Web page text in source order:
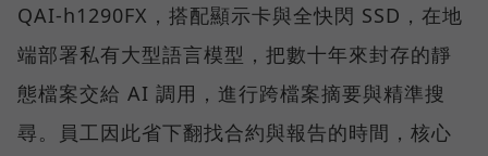
QAI-h1290FX，搭配顯示卡與全快閃 SSD，在地
端部署私有大型語言模型，把數十年來封存的靜
態檔案交給 AI 調用，進行跨檔案摘要與精準搜
尋。員工因此省下翻找合約與報告的時間，核心